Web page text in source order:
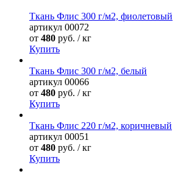
Ткань Флис 300 г/м2, фиолетовый
артикул 00072
от 480 руб. / кг
Купить
Ткань Флис 300 г/м2, белый
артикул 00066
от 480 руб. / кг
Купить
Ткань Флис 220 г/м2, коричневый
артикул 00051
от 480 руб. / кг
Купить